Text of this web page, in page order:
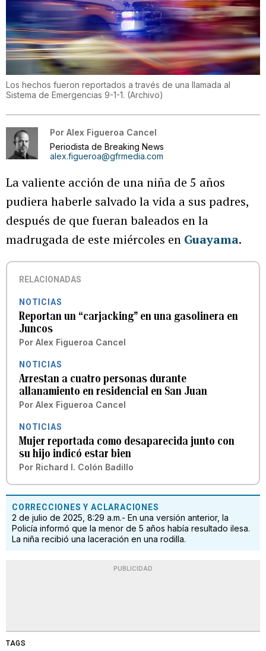
Los hechos fueron reportados a través de una llamada al
Sistema de Emergencias 9-1-1. (Archivo)
Por Alex Figueroa Cancel
Periodista de Breaking News
alex.figueroa@gfrmedia.com
La valiente acción de una niña de 5 años
pudiera haberle salvado la vida a sus padres,
después de que fueran baleados en la
madrugada de este miércoles en Guayama.
RELACIONADAS
NOTICIAS
Reportan un “carjacking” en una gasolinera en
Juncos
Por Alex Figueroa Cancel
NOTICIAS
Arrestan a cuatro personas durante
allanamiento en residencial en San Juan
Por Alex Figueroa Cancel
NOTICIAS
Mujer reportada como desaparecida junto con
su hijo indicó estar bien
Por Richard I. Colón Badillo
CORRECCIONES Y ACLARACIONES
2 de julio de 2025, 8:29 a.m.- En una versión anterior, la
Policía informó que la menor de 5 años había resultado ilesa.
La niña recibió una laceración en una rodilla.
PUBLICIDAD
TAGS